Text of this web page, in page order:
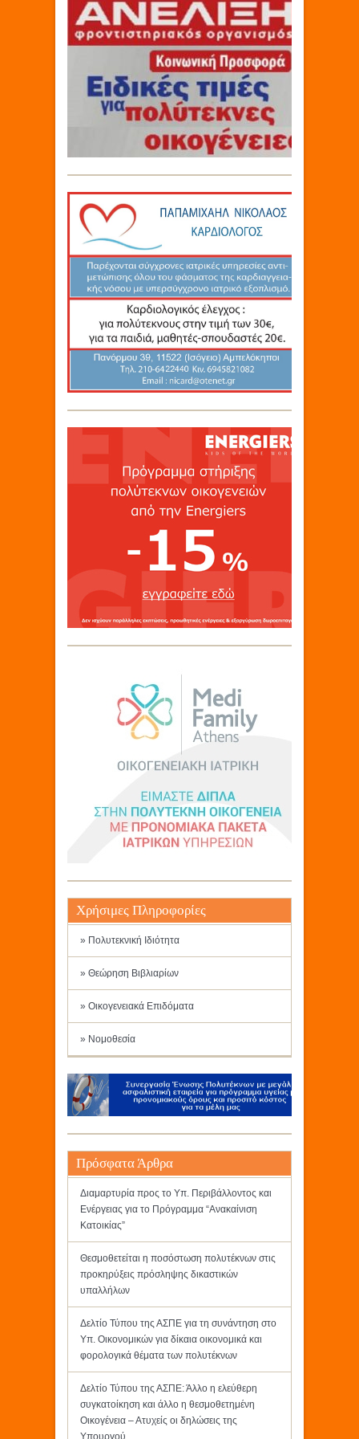
Χρήσιμες Πληροφορίες
» Πολυτεκνική Ιδιότητα
» Θεώρηση Βιβλιαρίων
» Οικογενειακά Επιδόματα
» Νομοθεσία
Πρόσφατα Άρθρα
Διαμαρτυρία προς το Υπ. Περιβάλλοντος και
Ενέργειας για το Πρόγραμμα “Ανακαίνιση
Κατοικίας”
Θεσμοθετείται η ποσόστωση πολυτέκνων στις
προκηρύξεις πρόσληψης δικαστικών
υπαλλήλων
Δελτίο Τύπου της ΑΣΠΕ για τη συνάντηση στο
Υπ. Οικονομικών για δίκαια οικονομικά και
φορολογικά θέματα των πολυτέκνων
Δελτίο Τύπου της ΑΣΠΕ: Άλλο η ελεύθερη
συγκατοίκηση και άλλο η θεσμοθετημένη
Οικογένεια – Ατυχείς οι δηλώσεις της